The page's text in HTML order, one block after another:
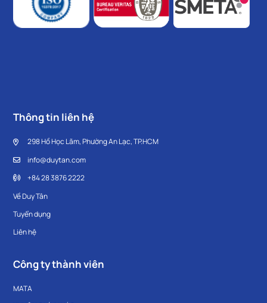
Thông tin liên hệ
298 Hồ Học Lãm, Phường An Lạc, TP.HCM
info@duytan.com
+84 28 3876 2222
Về Duy Tân
Tuyển dụng
Liên hệ
Công ty thành viên
MATA